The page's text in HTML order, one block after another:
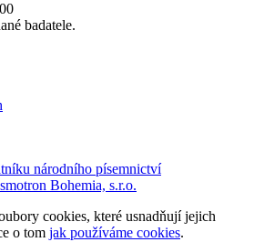
badatele.
národního písemnictví
Bohemia, s.r.o.
cookies, které usnadňují jejich
o tom jak používáme cookies.